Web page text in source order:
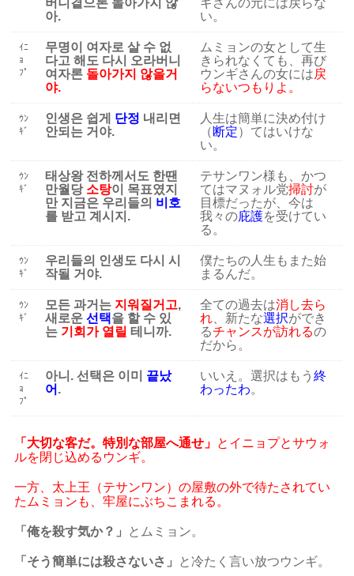
버니곁으론 돌아가지 않
아.
ギさんの元には戻らな
い。
ｲﾆ
ｮ
ﾌﾟ
무명이 여자로 살 수 없
다고 해도 다시 오라버니
여자론 돌아가지 않을거
야.
ムミョンの女として生
きられなくても、再び
ウンギさんの女には戻
らないつもりよ。
ｳﾝ
ｷﾞ
인생은 쉽게 단정 내리면
안되는 거야.
人生は簡単に決め付け
（ 断定）てはいけな
い。
ｳﾝ
ｷﾞ
태상왕 전하께서도 한땐
만월당 소탕이 목표였지
만 지금은 우리들의 비호
를 받고 계시지.
テサンワン様も、かつ
てはマヌォル党掃討が
目標だったが、今は
我々の庇護を受けてい
る。
ｳﾝ
ｷﾞ
우리들의 인생도 다시 시
작될 거야.
僕たちの人生もまた始
まるんだ。
ｳﾝ
ｷﾞ
모든 과거는 지워질거고,
새로운선택을 할 수 있
는 기회가 열릴 테니까.
全ての過去は消し去ら
れ 、新たな選択ができ
るチャンスが訪れるの
だから。
ｲﾆ
ｮ
ﾌﾟ
아니. 선택은 이미 끝났
어 .
いいえ。選択はもう終
わったわ。
「大切な客だ。特別な部屋へ通せ」 とイニョプとサウォ
ルを閉じ込めるウンギ。
一方、太上王（テサンワン）の屋敷の外で待たされてい
たムミョンも、牢屋にぶちこまれる。
「俺を殺す気か？」 とムミョン。
「そう簡単には殺さないさ」 と冷たく言い放つウンギ。